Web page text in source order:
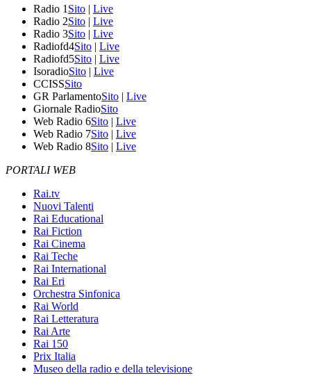
Radio 1 Sito | Live
Radio 2Sito | Live
Radio 3Sito | Live
Radiofd4Sito | Live
Radiofd5Sito | Live
IsoradioSito | Live
CCISSSito
GR ParlamentoSito | Live
Giornale RadioSito
Web Radio 6Sito | Live
Web Radio 7Sito | Live
Web Radio 8Sito | Live
PORTALI WEB
Rai.tv
Nuovi Talenti
Rai Educational
Rai Fiction
Rai Cinema
Rai Teche
Rai International
Rai Eri
Orchestra Sinfonica
Rai World
Rai Letteratura
Rai Arte
Rai 150
Prix Italia
Museo della radio e della televisione